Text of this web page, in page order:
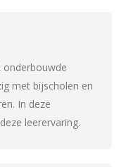
onderbouwde
met bijscholen en
In deze
leerervaring.